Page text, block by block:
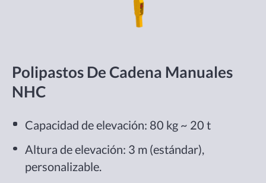
Polipastos De Cadena Manuales
NHC
Capacidad de elevación: 80 kg ~ 20 t
Altura de elevación: 3 m (estándar),
personalizable.